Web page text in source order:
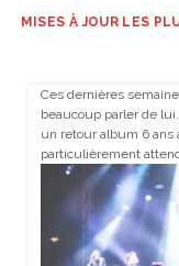
MISES À JOUR LES
Ces dernières
beaucoup parler de
un retour album 6 ans
particulièrement